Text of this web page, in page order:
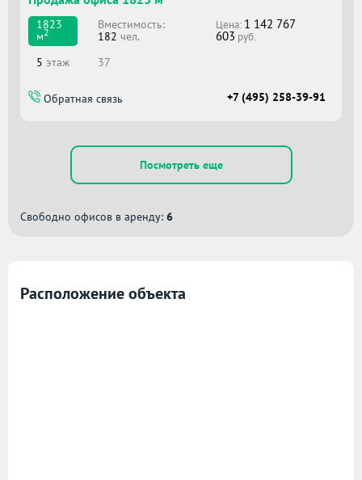
1823
м2
Вместимоcть:
182 чел.
Цена: 1 142 767
603 руб.
5 этаж 37
Обратная связь +7 (495) 258-39-91
Посмотреть еще
Свободно офисов в аренду: 6
Расположение объекта